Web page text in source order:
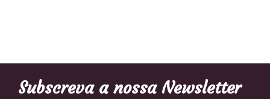
Subscreva a nossa Newsletter